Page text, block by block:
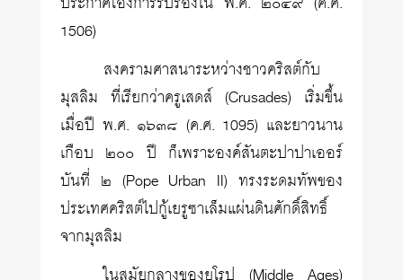
1506)
สงครามศาสนาระหว่างชาวคริสต์กับ
มุสลิม ที่เรียกว่าครูเสดส์ (Crusades) เริ่มขึ้น
เมื่อปี พ.ศ. ๑๖๓๘ (ค.ศ. 1095) และยาวนาน
เกือบ ๒๐๐ ปี ก็เพราะองค์สันตะปาปาเออร์
บันที่ ๒ (Pope Urban II) ทรงระดมทัพของ
ประเทศคริสต์ไปกู้เยรูซาเล็มแผ่นดินศักดิ์สิทธิ์
จากมุสลิม